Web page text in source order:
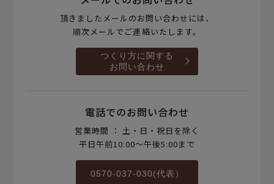
頂きましたメールのお問い合わせには、
順次メールでご連絡いたします。
つくり方に関する
お問い合わせ
電話でのお問い合わせ
営業時間 ： 土・日・祝日を除く
平日午前10:00～午後5:00まで
0570-037-030(代表）